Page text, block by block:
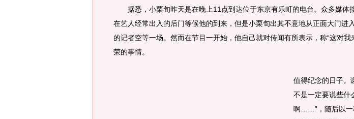
据悉，小栗旬昨天是在晚上11点到达位于东京有乐町的电台。众多媒体
在艺人经常出入的后门等候他的到来，但是小栗旬出其不意地从正面大门进
的记者空等一场。然而在节目一开始，他自己就对传闻有所表示，称“这对我
荣的事情。
值得纪念的日子。
不是一定要说些什
啊……”，随后以一